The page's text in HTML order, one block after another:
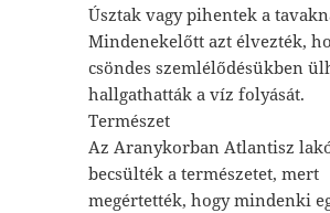
Úsztak vagy pihentek a
Mindenekelőtt azt élvezték,
csöndes szemlélődésükben
hallgathatták a víz folyását.
Természet
Az Aranykorban Atlantisz
becsülték a természetet, mert
megértették, hogy mindenki